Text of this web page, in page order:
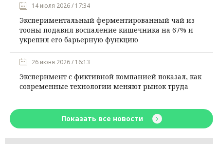
14 июля 2026 / 17:34
Экспериментальный ферментированный чай из
тооны подавил воспаление кишечника на 67% и
укрепил его барьерную функцию
26 июня 2026 / 16:13
Эксперимент с фиктивной компанией показал, как
современные технологии меняют рынок труда
Показать все новости